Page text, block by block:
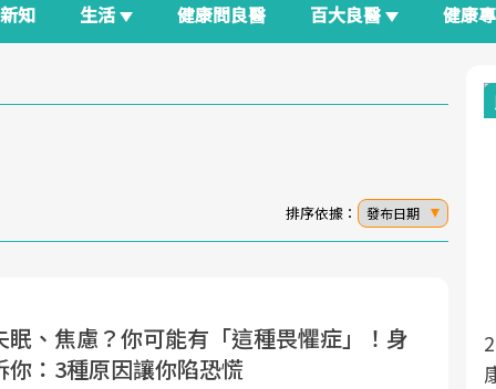
新知 生活 健康問良醫 百大良醫 健康
排序依據： 發布日期
眠、焦慮？你可能有「這種畏懼症」！身
你：3種原因讓你陷恐慌
面對超高齡社會的浪潮，台灣正在快速邁
向「健康照護」的新時代。隨著國家政策
良醫生活祭
2025年，就到良醫生活祭體驗「一站式健
康新生活」，從講座、體驗到運動，全面